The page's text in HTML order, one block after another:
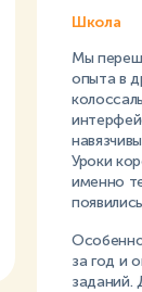
Школа
Мы
опыта в
Уроки
именно
за год и
заданий.